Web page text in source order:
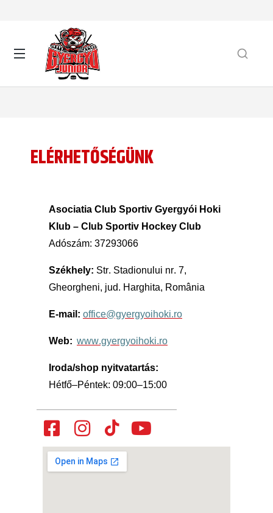
ELÉRHETŐSÉGÜNK
Asociatia Club Sportiv Gyergyói Hoki
Klub – Club Sportiv Hockey Club
Adószám: 37293066
Székhely: Str. Stadionului nr. 7,
Gheorgheni, jud. Harghita, România
E-mail: office@gyergyoihoki.ro
Web: www.gyergyoihoki.ro
Iroda/shop nyitvatartás:
Hétfő–Péntek: 09:00–15:00